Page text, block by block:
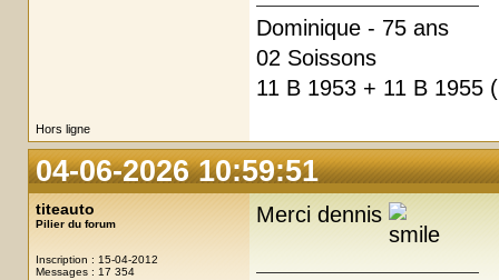
Dominique - 75 ans
02 Soissons
11 B 1953 + 11 B 1955
Hors ligne
04-06-2026 10:59:51
titeauto
Pilier du forum
Inscription : 15-04-2012
Messages : 17 354
Merci dennis